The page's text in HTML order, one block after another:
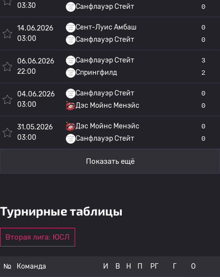
03:30
Санфлауэр Стейт
0
14.06.2026
03:00
Сент-Луис Амбаш
Санфлауэр Стейт
0
0
06.06.2026
22:00
Санфлауэр Стейт
Спрингфилд
3
2
04.06.2026
03:00
Санфлауэр Стейт
Дэс Мойнс Менэйс
0
0
31.05.2026
03:00
Дэс Мойнс Менэйс
Санфлауэр Стейт
0
0
Показать ещё
Турнирные таблицы
Вторая лига: ЮСЛ
№ Команда И В Н П РГ Г О